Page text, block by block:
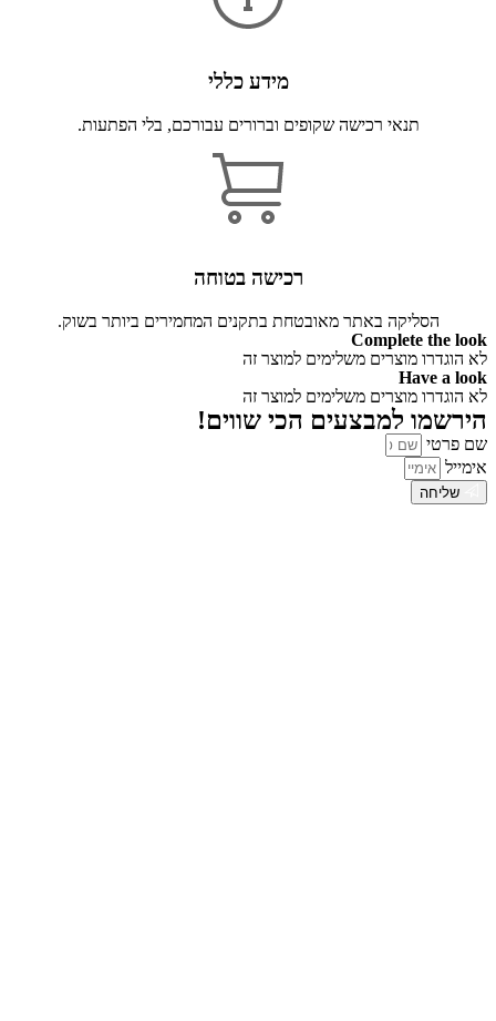
מידע כללי
תנאי רכישה שקופים וברורים עבורכם, בלי הפתעות.
רכישה בטוחה
הסליקה באתר מאובטחת בתקנים המחמירים ביותר בשוק.
Complete the look
לא הוגדרו מוצרים משלימים למוצר זה
Have a look
לא הוגדרו מוצרים משלימים למוצר זה
הירשמו למבצעים הכי שווים!
שם פרטי
אימייל
שליחה